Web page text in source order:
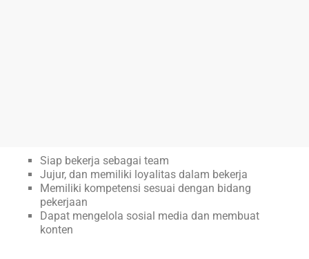
Siap bekerja sebagai team
Jujur, dan memiliki loyalitas dalam bekerja
Memiliki kompetensi sesuai dengan bidang
pekerjaan
Dapat mengelola sosial media dan membuat
konten